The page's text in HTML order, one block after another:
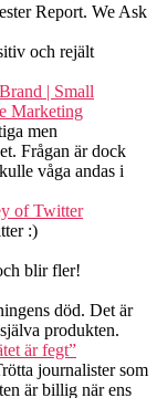
Report. We Ask
och rejält
| Small
Marketing
men
Frågan är dock
våga andas i
of Twitter
:)
blir fler!
död. Det är
produkten.
är fegt”
journalister som
är billig när ens